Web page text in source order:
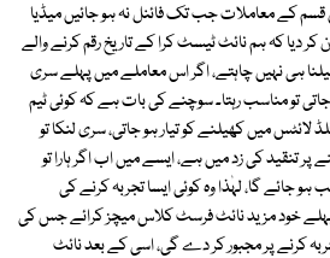
کے معاملات جب تک فائنل نہ ہو جائیں میڈیا
کر دیا کہ ہم نائٹ ٹیسٹ کرا کے تاریخ رقم کرنے والے
ہی نہیں چاہتے، اگر اس معاملے میں پہلے سری
تو مناسب رہتا۔ سوچنے کی بات ہے کہ کوئی ٹیم
میں کھیلنے کو تیار ہو جاتی، سری لنکا تو
تنقید کی زد میں ہے، ایسے میں اب اگر ہارا تو
ہو جائے گا، لہٰذا وہ کوئی ایسا تجربہ کرنے کی
خود مزید نائٹ فرسٹ کلاس میچز کرائے جس کی
کرنے پر مجبور کر دے گی، اسی کے بعد نائٹ